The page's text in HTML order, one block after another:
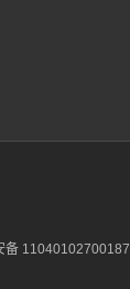
备